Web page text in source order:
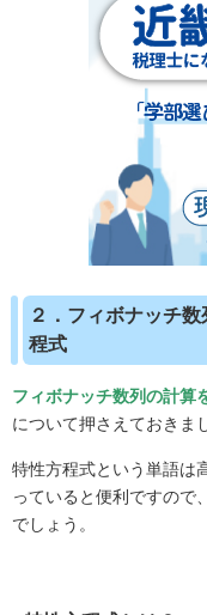
２．フィボナッチ
程式
フィボナッチ数列の計算
について押さえておきま
特性方程式という単語は
っていると便利ですので
でしょう。